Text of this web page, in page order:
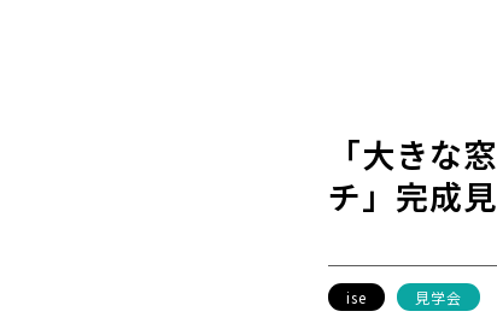
「大きな
チ」完成
ise 見学会